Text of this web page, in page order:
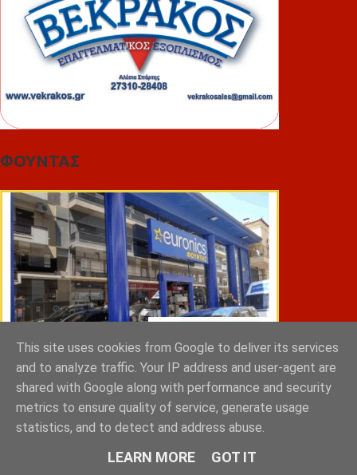
ΦΟΥΝΤΑΣ
ΣΠΥΡΑΚΗΣ ΠΑΝΑΓΙΩΤΗΣ & YIOI ΣΠΑΡΤΗ
This site uses cookies from Google to deliver its services
and to analyze traffic. Your IP address and user-agent are
shared with Google along with performance and security
metrics to ensure quality of service, generate usage
statistics, and to detect and address abuse.
LEARN MORE GOT IT